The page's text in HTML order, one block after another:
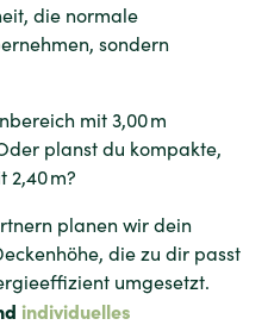
die normale
sondern
mit 3,00 m
planst du kompakte,
2,40 m?
planen wir dein
die zu dir passt
umgesetzt.
individuelles